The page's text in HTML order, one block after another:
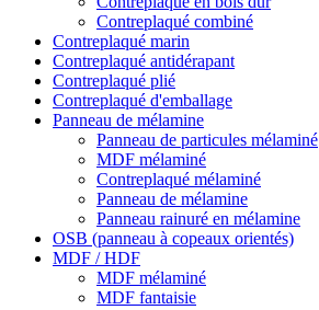
Contreplaqué combiné
Contreplaqué marin
Contreplaqué antidérapant
Contreplaqué plié
Contreplaqué d'emballage
Panneau de mélamine
Panneau de particules mélaminé
MDF mélaminé
Contreplaqué mélaminé
Panneau de mélamine
Panneau rainuré en mélamine
OSB (panneau à copeaux orientés)
MDF / HDF
MDF mélaminé
MDF fantaisie